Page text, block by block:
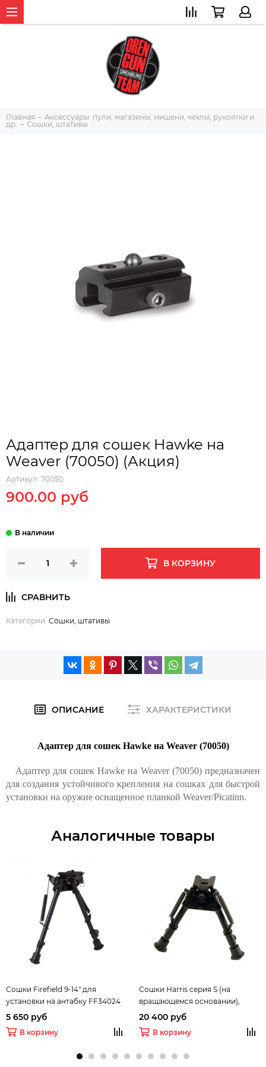
Главная
Аксессуары: пули, магазины, мишени, чехлы, рукоятки и
др.
Сошки, штативы
Адаптер для сошек Hawke на
Weaver (70050) (Акция)
Артикул: 70050
900.00 руб
В КОРЗИНУ
Категории: Сошки, штативы
ОПИСАНИЕ ХАРАКТЕРИСТИКИ
Адаптер для сошек Hawke на Weaver (70050)
Адаптер для сошек Hawke на Weaver (70050) предназначен
для создания устойчивого крепления на сошках для быстрой
установки на оружие оснащенное планкой Weaver/Picatinn.
Аналогичные товары
Сошки Firefield 9-14" для
установки на антабку FF34024
(регулируемые, переходник на
22 до 35см
5 650 руб
В корзину
Сошки Harris серия S (на
вращающемся основании),
модель BR 6-9"
20 400 руб
В корзину